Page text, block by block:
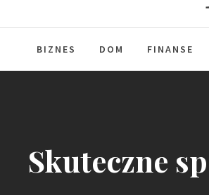
BIZNES DOM FINANSE
Skuteczne